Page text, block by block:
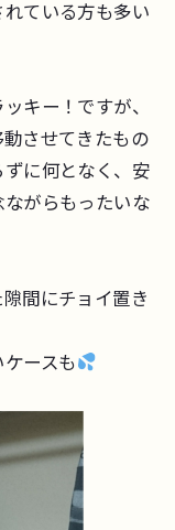
ている方も多い
キー！ですが、
させてきたもの
に何となく、安
がらもったいな
間にチョイ置き
ースも